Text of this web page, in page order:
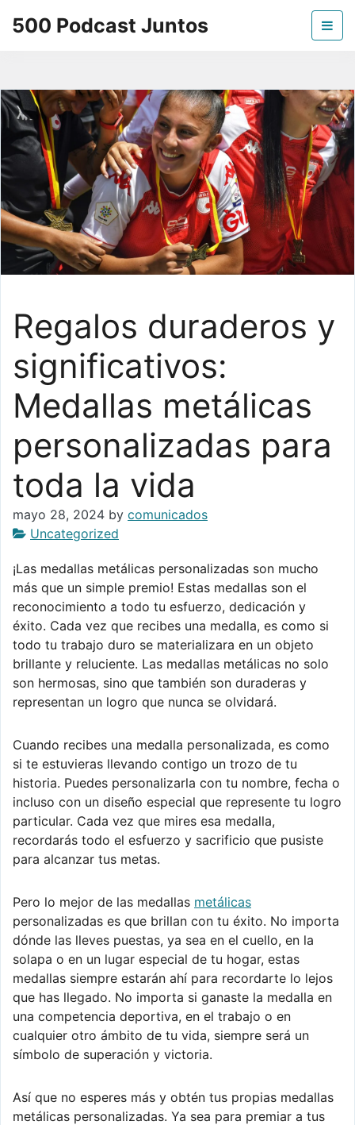
500 Podcast Juntos
Regalos duraderos y
significativos:
Medallas metálicas
personalizadas para
toda la vida
mayo 28, 2024 by comunicados
Uncategorized
¡Las medallas metálicas personalizadas son mucho
más que un simple premio! Estas medallas son el
reconocimiento a todo tu esfuerzo, dedicación y
éxito. Cada vez que recibes una medalla, es como si
todo tu trabajo duro se materializara en un objeto
brillante y reluciente. Las medallas metálicas no solo
son hermosas, sino que también son duraderas y
representan un logro que nunca se olvidará.
Cuando recibes una medalla personalizada, es como
si te estuvieras llevando contigo un trozo de tu
historia. Puedes personalizarla con tu nombre, fecha o
incluso con un diseño especial que represente tu logro
particular. Cada vez que mires esa medalla,
recordarás todo el esfuerzo y sacrificio que pusiste
para alcanzar tus metas.
Pero lo mejor de las medallas metálicas
personalizadas es que brillan con tu éxito. No importa
dónde las lleves puestas, ya sea en el cuello, en la
solapa o en un lugar especial de tu hogar, estas
medallas siempre estarán ahí para recordarte lo lejos
que has llegado. No importa si ganaste la medalla en
una competencia deportiva, en el trabajo o en
cualquier otro ámbito de tu vida, siempre será un
símbolo de superación y victoria.
Así que no esperes más y obtén tus propias medallas
metálicas personalizadas. Ya sea para premiar a tus